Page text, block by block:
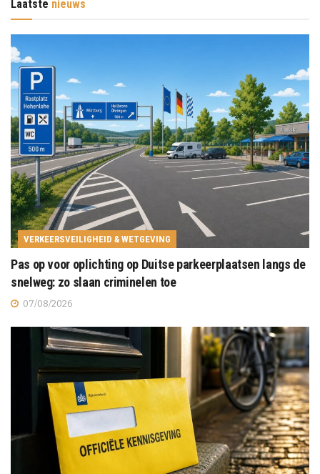
Laatste nieuws
VERKEERSVEILIGHEID & WETGEVING
Pas op voor oplichting op Duitse parkeerplaatsen langs de
snelweg: zo slaan criminelen toe
07/08/2026